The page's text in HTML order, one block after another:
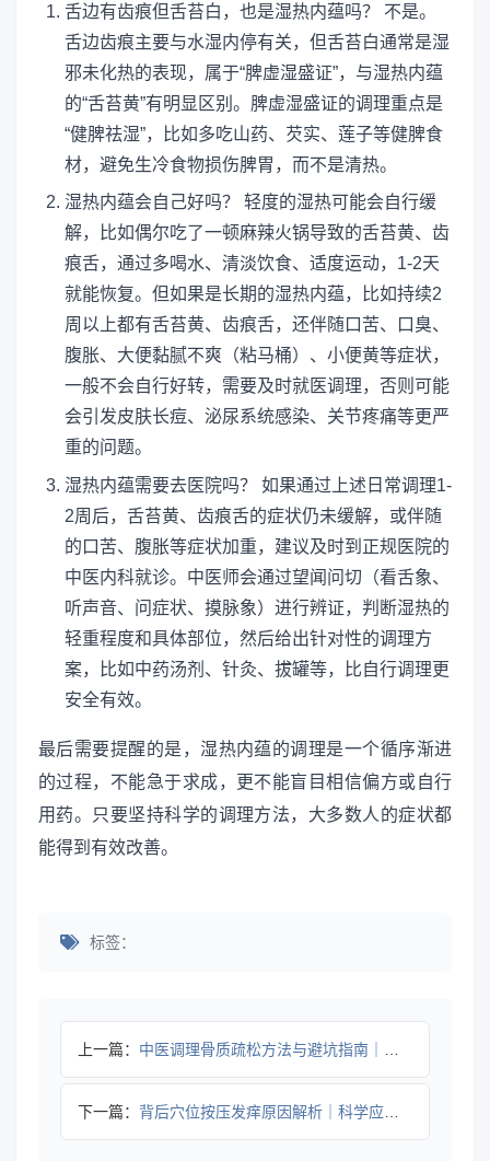
舌边有齿痕但舌苔白，也是湿热内蕴吗？ 不是。
舌边齿痕主要与水湿内停有关，但舌苔白通常是湿
邪未化热的表现，属于“脾虚湿盛证”，与湿热内蕴
的“舌苔黄”有明显区别。脾虚湿盛证的调理重点是
“健脾祛湿”，比如多吃山药、芡实、莲子等健脾食
材，避免生冷食物损伤脾胃，而不是清热。
湿热内蕴会自己好吗？ 轻度的湿热可能会自行缓
解，比如偶尔吃了一顿麻辣火锅导致的舌苔黄、齿
痕舌，通过多喝水、清淡饮食、适度运动，1-2天
就能恢复。但如果是长期的湿热内蕴，比如持续2
周以上都有舌苔黄、齿痕舌，还伴随口苦、口臭、
腹胀、大便黏腻不爽（粘马桶）、小便黄等症状，
一般不会自行好转，需要及时就医调理，否则可能
会引发皮肤长痘、泌尿系统感染、关节疼痛等更严
重的问题。
湿热内蕴需要去医院吗？ 如果通过上述日常调理1-
2周后，舌苔黄、齿痕舌的症状仍未缓解，或伴随
的口苦、腹胀等症状加重，建议及时到正规医院的
中医内科就诊。中医师会通过望闻问切（看舌象、
听声音、问症状、摸脉象）进行辨证，判断湿热的
轻重程度和具体部位，然后给出针对性的调理方
案，比如中药汤剂、针灸、拔罐等，比自行调理更
安全有效。
最后需要提醒的是，湿热内蕴的调理是一个循序渐进
的过程，不能急于求成，更不能盲目相信偏方或自行
用药。只要坚持科学的调理方法，大多数人的症状都
能得到有效改善。
标签：
上一篇： 中医调理骨质疏松方法与避坑指南｜科学护骨全攻略
下一篇： 背后穴位按压发痒原因解析｜科学应对方法全攻略